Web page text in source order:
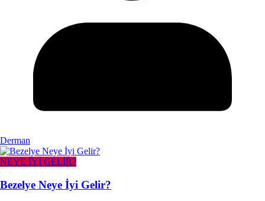
Derman
NEYE İYİ GELİR?
Bezelye Neye İyi Gelir?